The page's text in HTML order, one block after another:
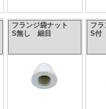
フランジ袋ナット
S無し 細目
フ
S付